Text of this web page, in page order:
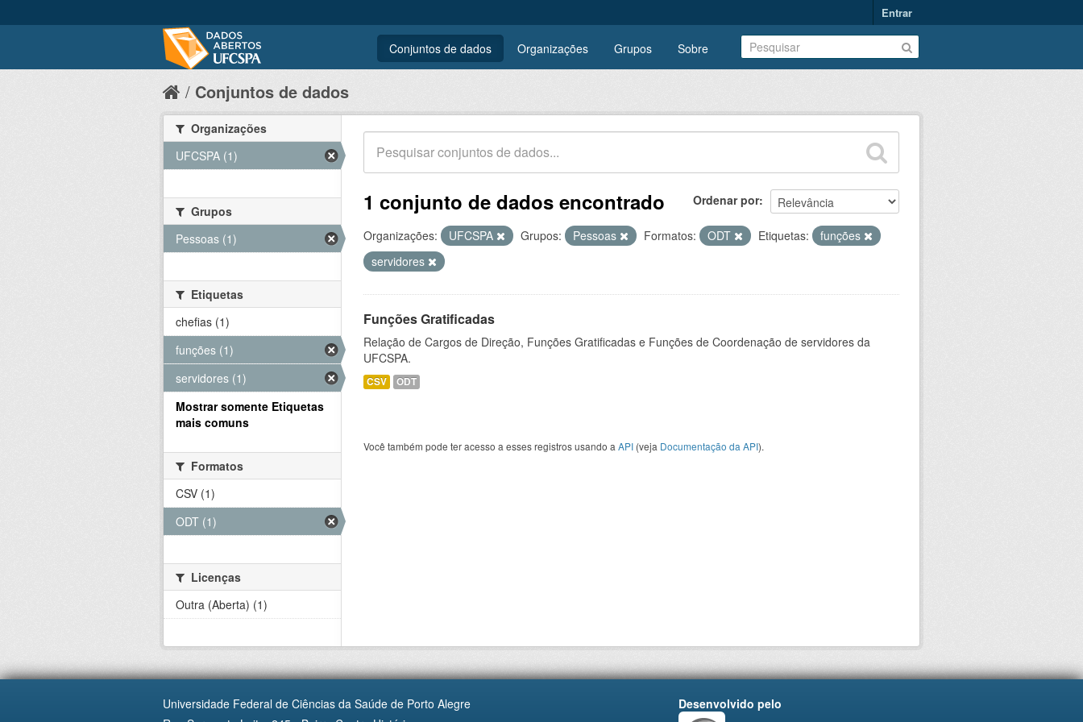
Entrar
Conjuntos de dados Organizações Grupos Sobre
Conjuntos de dados
Ordenar por
1 conjunto de dados encontrado
Organizações: UFCSPA Grupos: Pessoas Formatos: ODT Etiquetas:
funções
servidores
Funções Gratificadas
Relação de Cargos de Direção, Funções Gratificadas e Funções de Coordenação de servidores da
UFCSPA.
CSV ODT
Você também pode ter acesso a esses registros usando a API (veja Documentação da API).
Organizações
UFCSPA (1)
Grupos
Pessoas (1)
Etiquetas
chefias (1)
funções (1)
servidores (1)
Mostrar somente Etiquetas
mais comuns
Formatos
CSV (1)
ODT (1)
Licenças
Outra (Aberta) (1)
Universidade Federal de Ciências da Saúde de Porto Alegre
Desenvolvido pelo